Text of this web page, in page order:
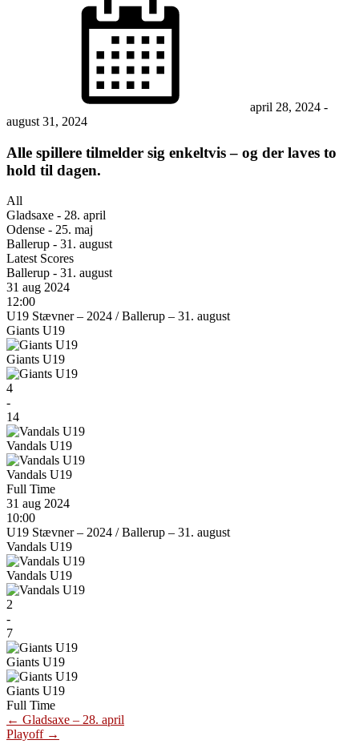
april 28, 2024 -
august 31, 2024
Alle spillere tilmelder sig enkeltvis – og der laves to
hold til dagen.
All
Gladsaxe - 28. april
Odense - 25. maj
Ballerup - 31. august
Latest Scores
Ballerup - 31. august
31 aug 2024
12:00
U19 Stævner – 2024 /Ballerup – 31. august
Giants U19
Giants U19
4
-
14
Vandals U19
Vandals U19
Full Time
31 aug 2024
10:00
U19 Stævner – 2024 /Ballerup – 31. august
Vandals U19
Vandals U19
2
-
7
Giants U19
Giants U19
Full Time
Post
navigation
← Gladsaxe – 28. april
Playoff →